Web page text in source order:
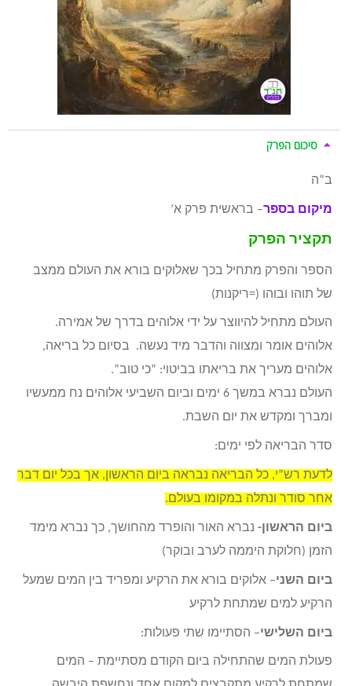
סיכום הפרק
ב”ה
מיקום בספר– בראשית פרק א’
תקציר הפרק
הספר והפרק מתחיל בכך שאלוקים בורא את העולם ממצב
של תוהו ובוהו (=ריקנות)
העולם מתחיל להיווצר על ידי אלוהים בדרך של אמירה.
אלוהים אומר ומצווה והדבר מיד נעשה. בסיום כל בריאה,
אלוהים מעריך את בריאתו בביטוי: “כי טוב”.
העולם נברא במשך 6 ימים וביום השביעי אלוהים נח ממעשיו
ומברך ומקדש את יום השבת.
סדר הבריאה לפי ימים:
לדעת רש”י, כל הבריאה נבראה ביום הראשון, אך בכל יום דבר
אחר סודר ונתלה במקומו בעולם.
ביום הראשון- נברא האור והופרד מהחושך, כך נברא מימד
הזמן (חלוקת היממה לערב ובוקר)
ביום השני– אלוקים בורא את הרקיע ומפריד בין המים שמעל
הרקיע למים שמתחת לרקיע
ביום השלישי– הסתיימו שתי פעולות:
פעולת המים שהתחילה ביום הקודם מסתיימת – המים